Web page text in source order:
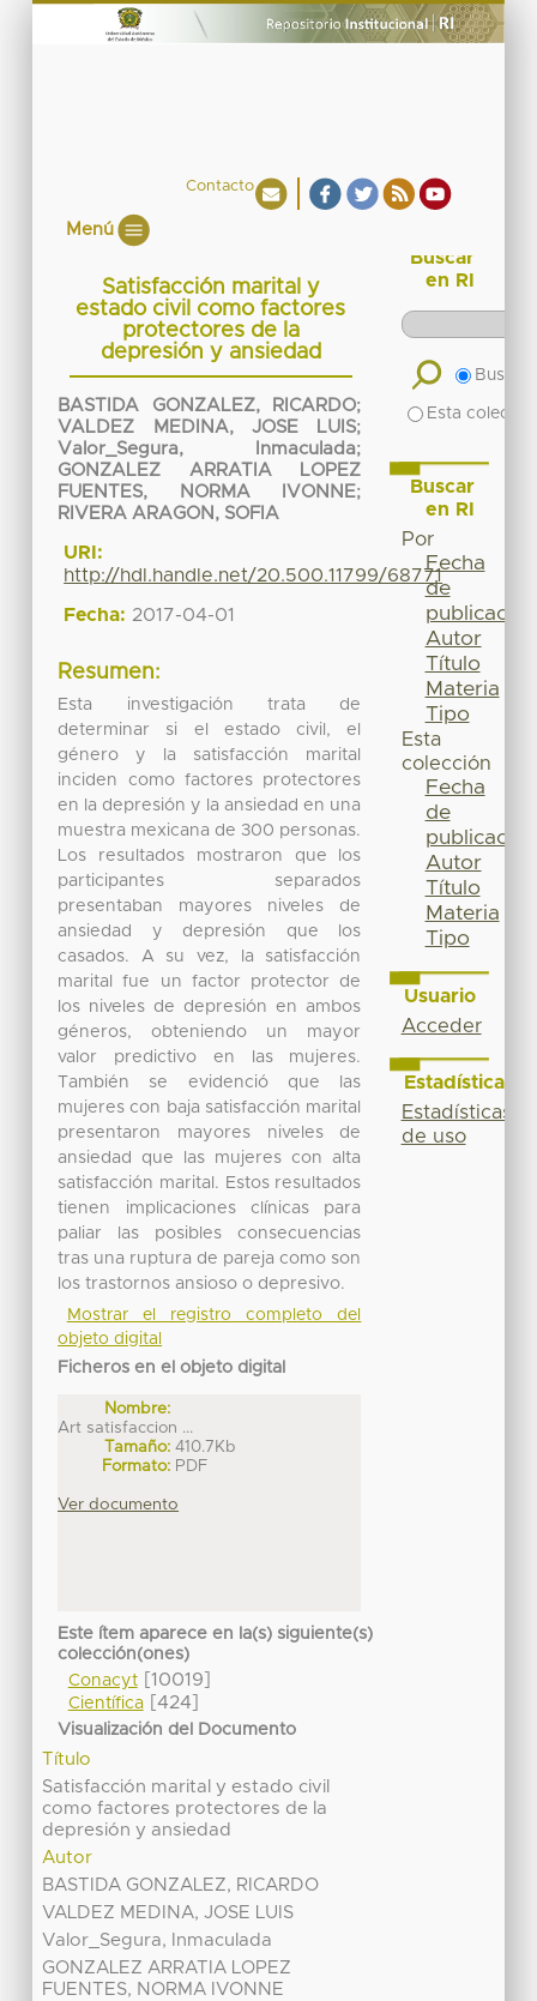
Contacto
Menú
Satisfacción marital y
estado civil como factores
protectores de la
depresión y ansiedad
BASTIDA GONZALEZ, RICARDO;
VALDEZ MEDINA, JOSE LUIS;
Valor_Segura, Inmaculada;
GONZALEZ ARRATIA LOPEZ
FUENTES, NORMA IVONNE;
RIVERA ARAGON, SOFIA
URI:
http://hdl.handle.net/20.500.11799/68771
Fecha: 2017-04-01
Resumen:
Esta investigación trata de
determinar si el estado civil, el
género y la satisfacción marital
inciden como factores protectores
en la depresión y la ansiedad en una
muestra mexicana de 300 personas.
Los resultados mostraron que los
participantes separados
presentaban mayores niveles de
ansiedad y depresión que los
casados. A su vez, la satisfacción
marital fue un factor protector de
los niveles de depresión en ambos
géneros, obteniendo un mayor
valor predictivo en las mujeres.
También se evidenció que las
mujeres con baja satisfacción marital
presentaron mayores niveles de
ansiedad que las mujeres con alta
satisfacción marital. Estos resultados
tienen implicaciones clínicas para
paliar las posibles consecuencias
tras una ruptura de pareja como son
los trastornos ansioso o depresivo.
Mostrar el registro completo del
objeto digital
Ficheros en el objeto digital
Nombre:
Art satisfaccion ...
Tamaño: 410.7Kb
Formato: PDF
Ver documento
Este ítem aparece en la(s) siguiente(s)
colección(ones)
Conacyt[10019]
Científica[424]
Visualización del Documento
Título
Satisfacción marital y estado civil
como factores protectores de la
depresión y ansiedad
Autor
BASTIDA GONZALEZ, RICARDO
VALDEZ MEDINA, JOSE LUIS
Valor_Segura, Inmaculada
GONZALEZ ARRATIA LOPEZ
FUENTES, NORMA IVONNE
Buscar
en RI
Buscar
Esta
Buscar
en RI
Por
Fecha
de
publicación
Autor
Título
Materia
Tipo
Esta
colección
Fecha
de
publicación
Autor
Título
Materia
Tipo
Usuario
Acceder
Estadísticas
Estadísticas
de uso